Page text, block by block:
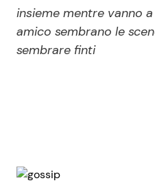
Politica
insieme mentre vanno
amico sembrano le
sembrare finti